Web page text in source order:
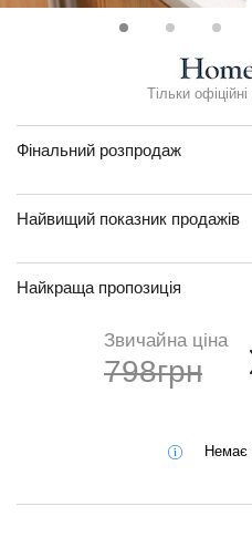
Тільки
Фінальний розпродаж
Найвищий показник продажів
Найкраща пропозиція
Звичайна ціна
798грн
Немає